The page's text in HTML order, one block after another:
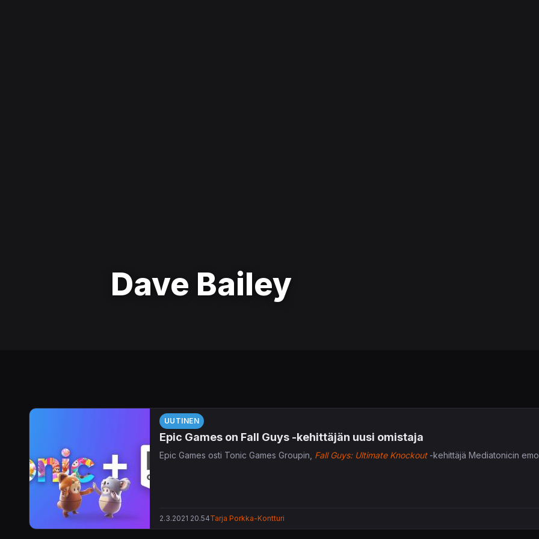
Dave Bailey
UUTINEN
Epic Games on Fall Guys -kehittäjän uusi omistaja
Epic Games osti Tonic Games Groupin, Fall Guys: Ultimate Knockout-kehittäjä Mediatonicin
2.3.2021 20.54Tarja Porkka-Kontturi